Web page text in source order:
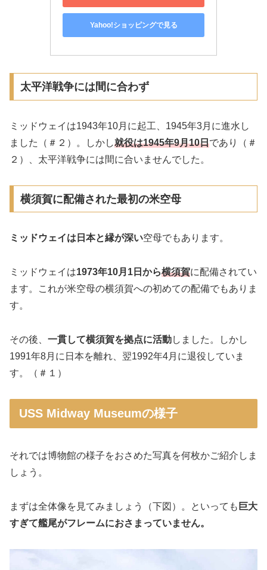
Yahoo!ショッピングで見る
太平洋戦争には間に合わず
ミッドウェイは1943年10月に起工、1945年3月に進水し
ました（＃２）。しかし就役は1945年9月10日であり（＃
２）、太平洋戦争には間に合いませんでした。
横須賀に配備された最初の米空母
ミッドウェイは日本と縁が深い空母でもあります。
ミッドウェイは1973年10月1日から横須賀に配備されてい
ます。これが米空母の横須賀への初めての配備でもありま
す。
その後、 一貫して横須賀を拠点に活動しました。しかし
1991年8月に日本を離れ、翌1992年4月に退役していま
す。（＃１）
USS Midway Museumの様子
それでは博物館の様子をおさめた写真を何枚かご紹介しま
しょう。
まずは全体像を見てみましょう（下図）。といっても 巨大
すぎて艦尾がフレームにおさまっていません。